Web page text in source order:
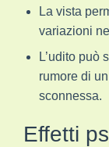
La vista
variazioni
L’udito può
rumore di
sconnessa.
Effetti